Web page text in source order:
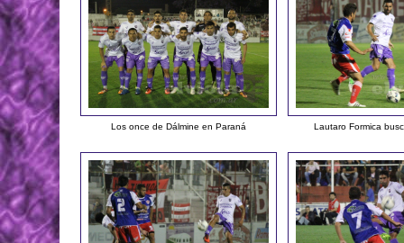
Los once de Dálmine en Paraná Lautaro Formica